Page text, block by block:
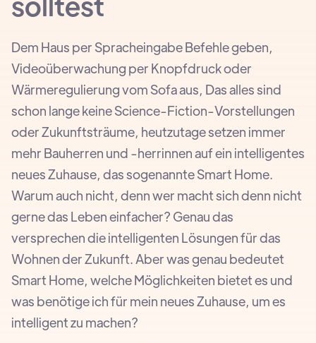
Dem Haus per Spracheingabe Befehle geben,
Videoüberwachung per Knopfdruck oder
Wärmeregulierung vom Sofa aus, Das alles sind
schon lange keine Science-Fiction-Vorstellungen
oder Zukunftsträume, heutzutage setzen immer
mehr Bauherren und -herrinnen auf ein intelligentes
neues Zuhause, das sogenannte Smart Home.
Warum auch nicht, denn wer macht sich denn nicht
gerne das Leben einfacher? Genau das
versprechen die intelligenten Lösungen für das
Wohnen der Zukunft. Aber was genau bedeutet
Smart Home, welche Möglichkeiten bietet es und
was benötige ich für mein neues Zuhause, um es
intelligent zu machen?